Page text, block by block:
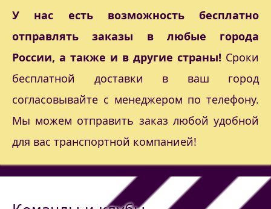
У нас есть возможность бесплатно
отправлять заказы в любые города
России, а также и в другие страны! Сроки
бесплатной доставки в ваш город
согласовывайте с менеджером по телефону.
Мы можем отправить заказ любой удобной
для вас транспортной компанией!